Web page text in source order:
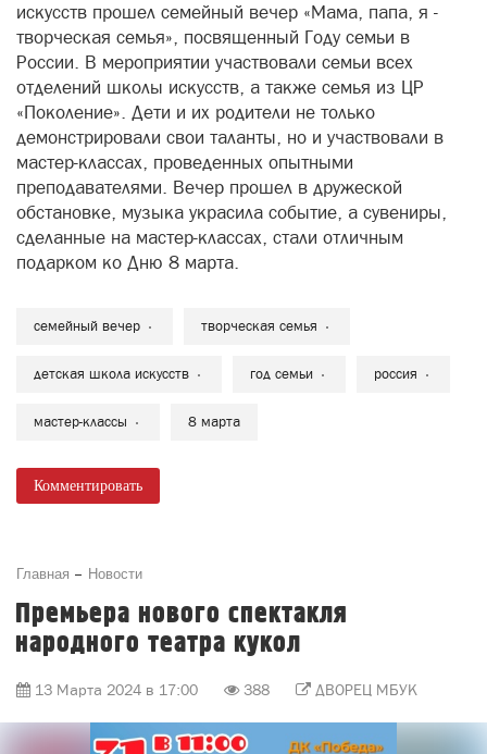
искусств прошел семейный вечер «Мама, папа, я -
творческая семья», посвященный Году семьи в
России. В мероприятии участвовали семьи всех
отделений школы искусств, а также семья из ЦР
«Поколение». Дети и их родители не только
демонстрировали свои таланты, но и участвовали в
мастер-классах, проведенных опытными
преподавателями. Вечер прошел в дружеской
обстановке, музыка украсила событие, а сувениры,
сделанные на мастер-классах, стали отличным
подарком ко Дню 8 марта.
семейный вечер творческая семья
детская школа искусств год семьи россия
мастер-классы 8 марта
Комментировать
Главная Новости
Премьера нового спектакля
народного театра кукол
13 Марта 2024 в 17:00 388 ДВОРЕЦ МБУК